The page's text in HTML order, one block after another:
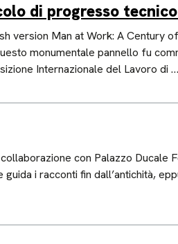
di progresso
version Man at Work: A Century
monumentale pannello fu
Internazionale del Lavoro di …
con Palazzo
i racconti fin dall’antichità,